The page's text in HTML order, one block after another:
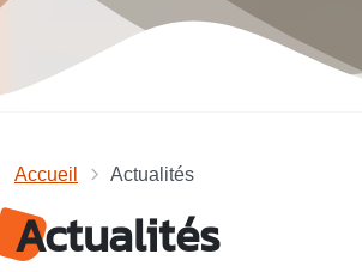
Accueil Actualités
Actualités